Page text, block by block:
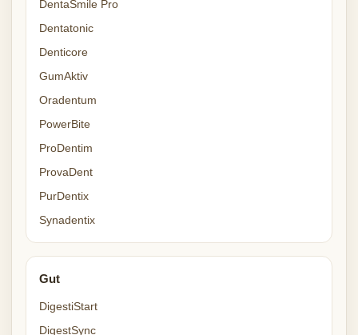
DentaSmile Pro
Dentatonic
Denticore
GumAktiv
Oradentum
PowerBite
ProDentim
ProvaDent
PurDentix
Synadentix
Gut
DigestiStart
DigestSync